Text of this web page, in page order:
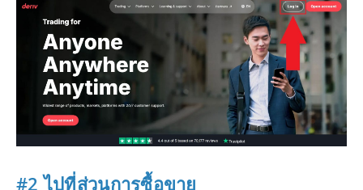
#2 ไปที่ส่วนการซื้อขาย